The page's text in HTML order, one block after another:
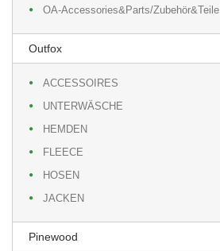
OA-Accessories&Parts/Zubehör&Teile
Outfox
ACCESSOIRES
UNTERWÄSCHE
HEMDEN
FLEECE
HOSEN
JACKEN
Pinewood